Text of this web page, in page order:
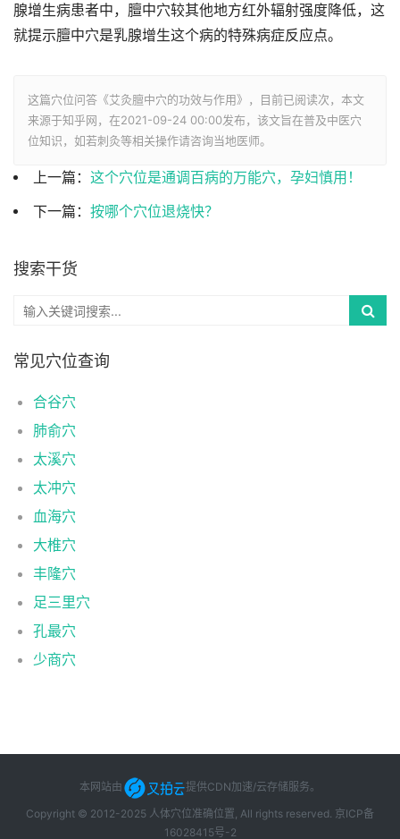
腺增生病患者中，膻中穴较其他地方红外辐射强度降低，这
就提示膻中穴是乳腺增生这个病的特殊病症反应点。
这篇穴位问答《艾灸膻中穴的功效与作用》，目前已阅读次，本文
来源于知乎网，在2021-09-24 00:00发布，该文旨在普及中医穴
位知识，如若刺灸等相关操作请咨询当地医师。
上一篇： 这个穴位是通调百病的万能穴，孕妇慎用！
下一篇： 按哪个穴位退烧快？
搜索干货
常见穴位查询
合谷穴
肺俞穴
太溪穴
太冲穴
血海穴
大椎穴
丰隆穴
足三里穴
孔最穴
少商穴
本网站由 提供CDN加速/云存储服务。
Copyright © 2012-2025 人体穴位准确位置, All rights reserved. 京ICP备
16028415号-2